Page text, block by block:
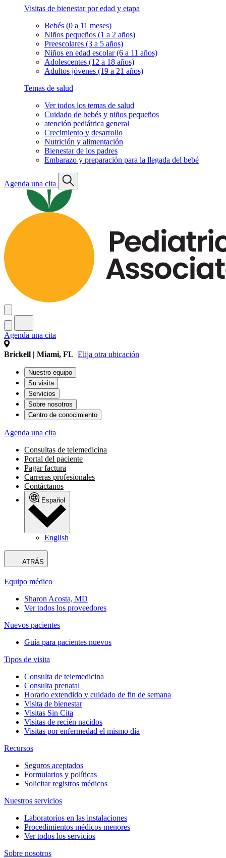
Visitas de bienestar por edad y etapa
Bebés (0 a 11 meses)
Niños pequeños (1 a 2 años)
Preescolares (3 a 5 años)
Niños en edad escolar (6 a 11 años)
Adolescentes (12 a 18 años)
Adultos jóvenes (19 a 21 años)
Temas de salud
Ver todos los temas de salud
Cuidado de bebés y niños pequeños
atención pediátrica general
Crecimiento y desarrollo
Nutrición y alimentación
Bienestar de los padres
Embarazo y preparación para la llegada del bebé
Agenda una cita
Agenda una cita
Brickell | Miami, FL Elija otra ubicación
Nuestro equipo
Su visita
Servicios
Sobre nosotros
Centro de conocimiento
Agenda una cita
Consultas de telemedicina
Portal del paciente
Pagar factura
Carreras profesionales
Contáctanos
Español
English
ATRÁS
Equipo médico
Sharon Acosta, MD
Ver todos los proveedores
Nuevos pacientes
Guía para pacientes nuevos
Tipos de visita
Consulta de telemedicina
Consulta prenatal
Horario extendido y cuidado de fin de semana
Visita de bienestar
Visitas Sin Cita
Visitas de recién nacidos
Visitas por enfermedad el mismo día
Recursos
Seguros aceptados
Formularios y políticas
Solicitar registros médicos
Nuestros servicios
Laboratorios en las instalaciones
Procedimientos médicos menores
Ver todos los servicios
Sobre nosotros